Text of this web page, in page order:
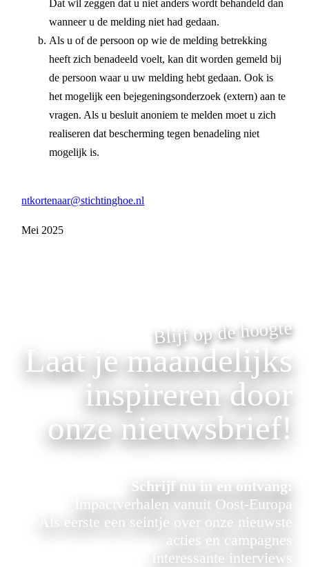
Dat wil zeggen dat u niet anders wordt behandeld dan
wanneer u de melding niet had gedaan.
Als u of de persoon op wie de melding betrekking
heeft zich benadeeld voelt, kan dit worden gemeld bij
de persoon waar u uw melding hebt gedaan. Ook is
het mogelijk een bejegeningsonderzoek (extern) aan te
vragen. Als u besluit anoniem te melden moet u zich
realiseren dat bescherming tegen benadeling niet
mogelijk is.
ntkortenaar@stichtinghoe.nl
Mei 2025
Blijf op de hoogte
Laat je maandelijks
inspireren door
onze nieuwsbrief!
Schrijf nu in en ontvang:
Impactverhalen vanuit Oost-Europa
Als eerste een seintje over onze nieuwste
acties en campagnes
Interessante interviews